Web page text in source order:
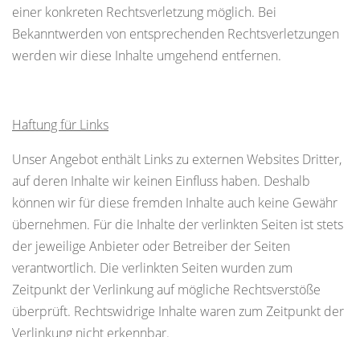
einer konkreten Rechtsverletzung möglich. Bei
Bekanntwerden von entsprechenden Rechtsverletzungen
werden wir diese Inhalte umgehend entfernen.
Haftung für Links
Unser Angebot enthält Links zu externen Websites Dritter,
auf deren Inhalte wir keinen Einfluss haben. Deshalb
können wir für diese fremden Inhalte auch keine Gewähr
übernehmen. Für die Inhalte der verlinkten Seiten ist stets
der jeweilige Anbieter oder Betreiber der Seiten
verantwortlich. Die verlinkten Seiten wurden zum
Zeitpunkt der Verlinkung auf mögliche Rechtsverstöße
überprüft. Rechtswidrige Inhalte waren zum Zeitpunkt der
Verlinkung nicht erkennbar.